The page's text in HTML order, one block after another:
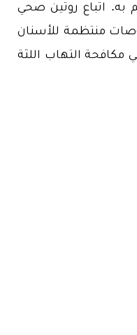
اتباع روتين صحي
منتظمة للأسنان
التهاب اللثة